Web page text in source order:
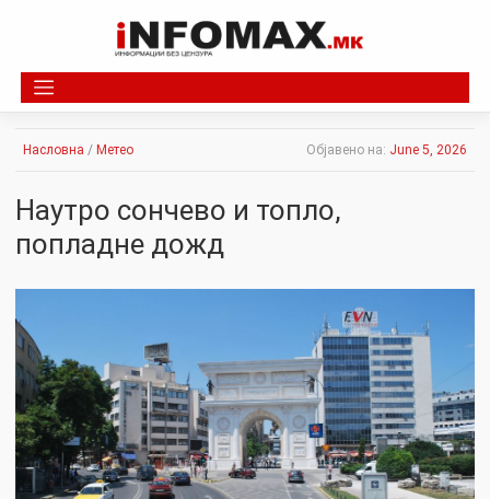
Насловна / Метео Објавено на: June 5, 2026
Наутро сончево и топло,
попладне дожд